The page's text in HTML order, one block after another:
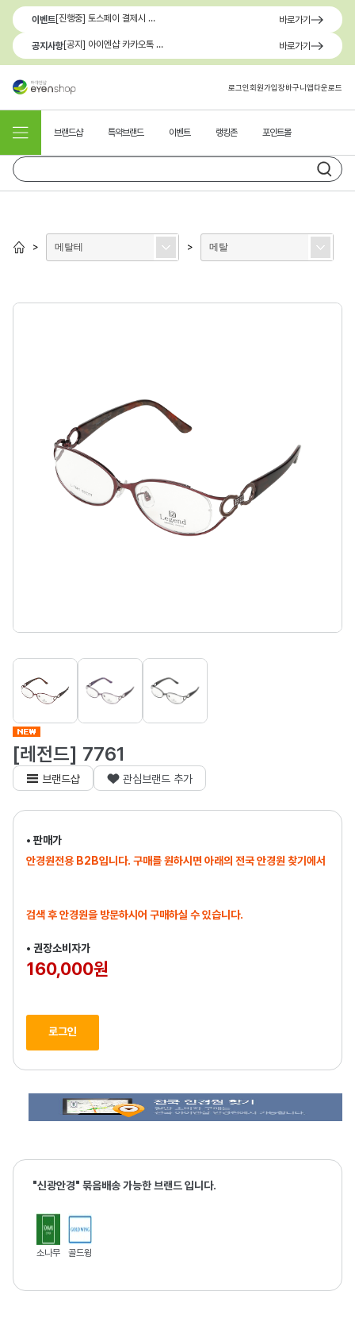
이벤트 [진행중] 토스페이 결제시 최대 1.3만원 혜택 바로가기
공지사항 [공지] 아이엔샵 카카오톡 1:1 문의 채널 이용 안내 바로가기
로그인회원가입장바구니앱다운로드
브랜드샵 특약브랜드 이벤트 랭킹존 포인트몰
> 메탈테 > 메탈
[레전드] 7761
브랜드샵 관심브랜드 추가
• 판매가
안경원전용 B2B입니다. 구매를 원하시면 아래의 전국 안경원 찾기에서
검색 후 안경원을 방문하시어 구매하실 수 있습니다.
• 권장소비자가
160,000원
로그인
"신광안경" 묶음배송 가능한 브랜드 입니다.
소나무 골드윙